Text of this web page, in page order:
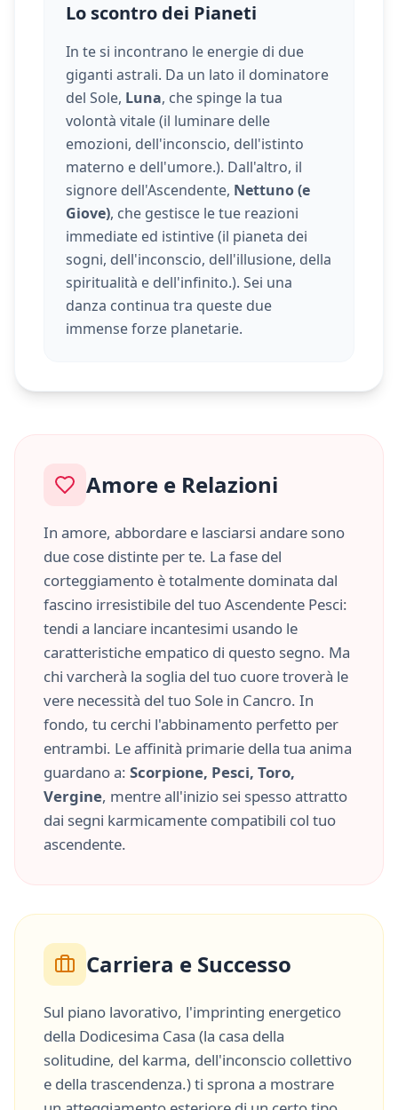
Lo scontro dei Pianeti
In te si incontrano le energie di due
giganti astrali. Da un lato il dominatore
del Sole, Luna, che spinge la tua
volontà vitale (il luminare delle
emozioni, dell'inconscio, dell'istinto
materno e dell'umore.). Dall'altro, il
signore dell'Ascendente, Nettuno (e
Giove), che gestisce le tue reazioni
immediate ed istintive (il pianeta dei
sogni, dell'inconscio, dell'illusione, della
spiritualità e dell'infinito.). Sei una
danza continua tra queste due
immense forze planetarie.
Amore e Relazioni
In amore, abbordare e lasciarsi andare sono
due cose distinte per te. La fase del
corteggiamento è totalmente dominata dal
fascino irresistibile del tuo Ascendente Pesci:
tendi a lanciare incantesimi usando le
caratteristiche empatico di questo segno. Ma
chi varcherà la soglia del tuo cuore troverà le
vere necessità del tuo Sole in Cancro. In
fondo, tu cerchi l'abbinamento perfetto per
entrambi. Le affinità primarie della tua anima
guardano a: Scorpione, Pesci, Toro,
Vergine, mentre all'inizio sei spesso attratto
dai segni karmicamente compatibili col tuo
ascendente.
Carriera e Successo
Sul piano lavorativo, l'imprinting energetico
della Dodicesima Casa (la casa della
solitudine, del karma, dell'inconscio collettivo
e della trascendenza.) ti sprona a mostrare